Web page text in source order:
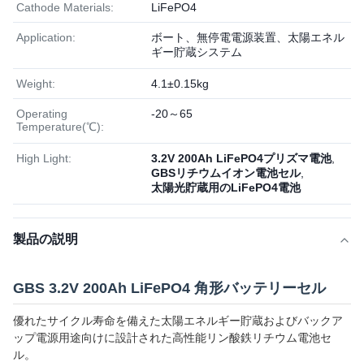
Cathode Materials: LiFePO4
Application:
ボート、無停電電源装置、太陽エネル
ギー貯蔵システム
Weight: 4.1±0.15kg
Operating
Temperature(℃):
-20～65
High Light: 3.2V 200Ah LiFePO4プリズマ電池,
GBSリチウムイオン電池セル,
太陽光貯蔵用のLiFePO4電池
製品の説明
GBS 3.2V 200Ah LiFePO4 角形バッテリーセル
優れたサイクル寿命を備えた太陽エネルギー貯蔵およびバックア
ップ電源用途向けに設計された高性能リン酸鉄リチウム電池セ
ル。